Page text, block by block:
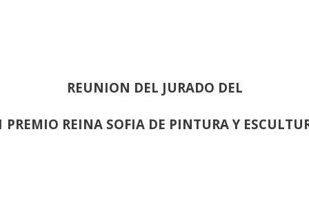
REUNION DEL JURADO DEL
PREMIO REINA SOFIA DE PINTURA Y